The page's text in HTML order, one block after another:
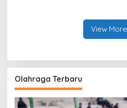
View More
Olahraga Terbaru